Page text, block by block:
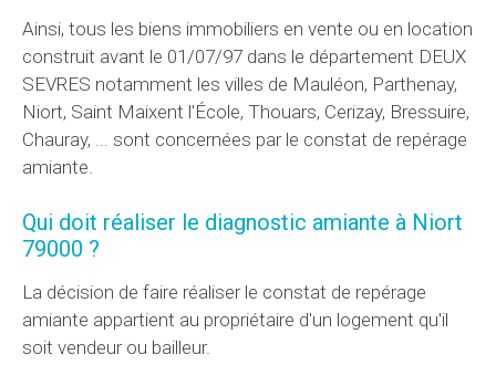
Ainsi, tous les biens immobiliers en vente ou en location
construit avant le 01/07/97 dans le département DEUX
SEVRES notamment les villes de Mauléon, Parthenay,
Niort, Saint Maixent l'École, Thouars, Cerizay, Bressuire,
Chauray, ... sont concernées par le constat de repérage
amiante.
Qui doit réaliser le diagnostic amiante à Niort
79000 ?
La décision de faire réaliser le constat de repérage
amiante appartient au propriétaire d'un logement qu'il
soit vendeur ou bailleur.